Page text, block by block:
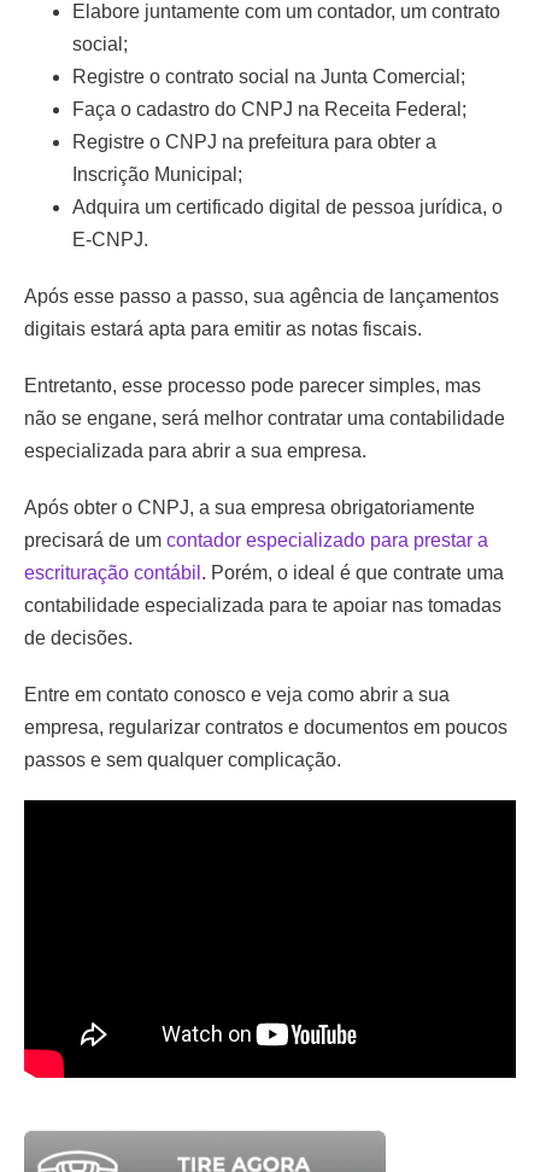
Elabore juntamente com um contador, um contrato
social;
Registre o contrato social na Junta Comercial;
Faça o cadastro do CNPJ na Receita Federal;
Registre o CNPJ na prefeitura para obter a
Inscrição Municipal;
Adquira um certificado digital de pessoa jurídica, o
E-CNPJ.
Após esse passo a passo, sua agência de lançamentos
digitais estará apta para emitir as notas fiscais.
Entretanto, esse processo pode parecer simples, mas
não se engane, será melhor contratar uma contabilidade
especializada para abrir a sua empresa.
Após obter o CNPJ, a sua empresa obrigatoriamente
precisará de um contador especializado para prestar a
escrituração contábil . Porém, o ideal é que contrate uma
contabilidade especializada para te apoiar nas tomadas
de decisões.
Entre em contato conosco e veja como abrir a sua
empresa, regularizar contratos e documentos em poucos
passos e sem qualquer complicação.